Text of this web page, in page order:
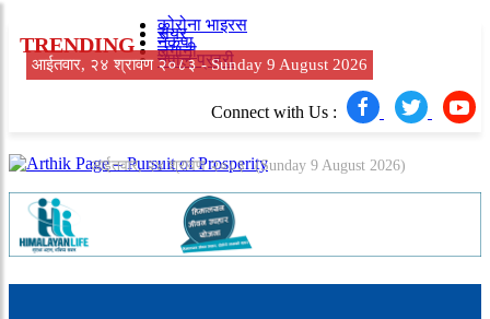
TRENDING
कोरोना भाइरस
सेयर
नेकपा
लगानी
नेपाल प्रहरी
Connect with Us :
आईतवार, २४ श्रावण २०८३ (Sunday 9 August 2026)
आईतवार, २४ श्रावण २०८३ -Sunday 9 August 2026